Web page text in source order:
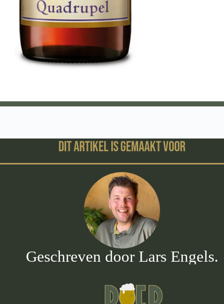
Dit artikel is gemaakt voor
Geschreven door Lars Engels.